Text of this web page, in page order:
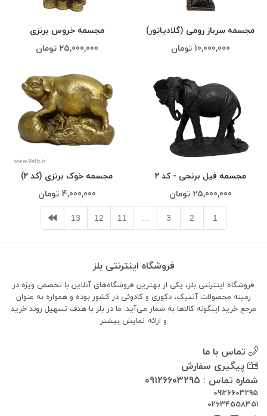
مجسمه سرباز رومی (گلادیاتور)
برنجی
10,000,000 تومان
مجسمه خروس برنزی
25,000,000 تومان
مجسمه فیل برنجی - کد ۲
25,000,000 تومان
مجسمه خوک برنزی (کد ۲)
4,000,000 تومان
1
2
3
11
12
13
فروشگاه اینترنتی بلز
فروشگاه اینترنتی بلز، یکی از بهترین فروشگاه‌های آنلاین با تخصص ویژه در
زمینه محصولات آنتیک، دکوری و کادوئی در کشور بوده و همواره به عنوان
مرجع خرید اینگونه کالاها به شمار می‌آید. ما در بلز با هدف تسهیل روند خرید
و ارائه نمایش بیشتر
تماس با ما
پیگیری سفارش
شماره تماس : 09126603295
09126603295
02634558351